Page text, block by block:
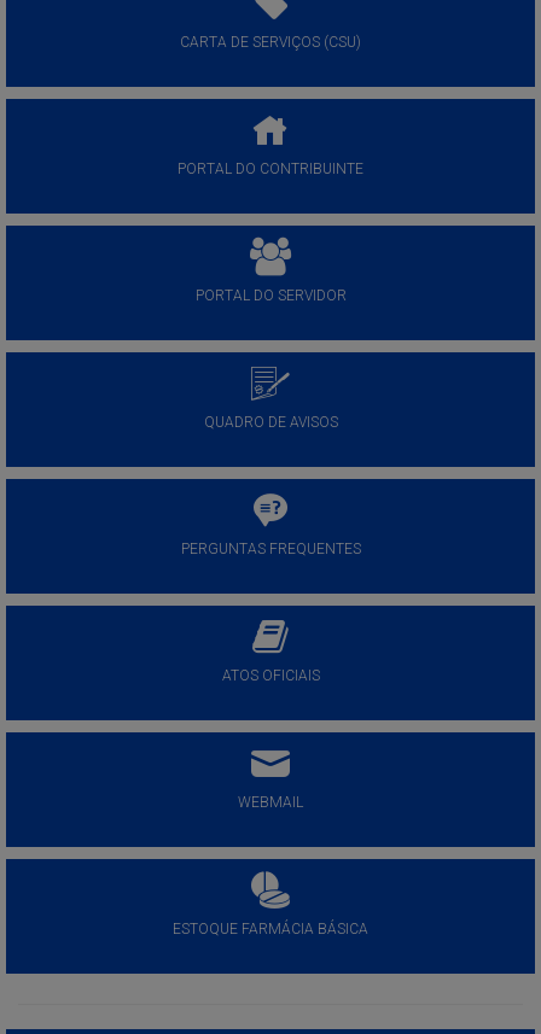
CARTA DE SERVIÇOS (CSU)
PORTAL DO CONTRIBUINTE
PORTAL DO SERVIDOR
QUADRO DE AVISOS
PERGUNTAS FREQUENTES
ATOS OFICIAIS
WEBMAIL
ESTOQUE FARMÁCIA BÁSICA